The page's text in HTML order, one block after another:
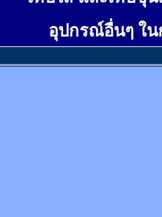
อุปกรณ์อื่นๆ ใ